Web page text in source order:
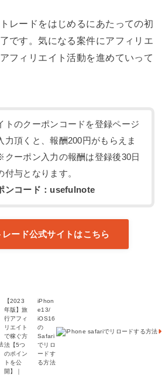
レードをはじめるにあたっての初
です。気になる案件にアフィリエ
フィリエイト活動を進めていって
トのクーポンコードを登録ページ
力頂くと、報酬200円がもらえま
ーポン入力の報酬は登録後30日
付与となります。
ンコード：usefulnote
ード公式サイトはこちら
【2023
年版】旅
行アフィ
リエイト
で稼ぐ方
法【5つ
のポイン
トを公
開】｜
iPhon
e13/
iOS16
の
Safari
でリロ
ードす
る方法